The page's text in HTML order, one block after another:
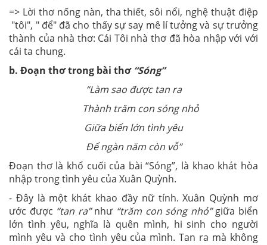
=> Lời thơ nống nàn, tha thiết, sôi nổi, nghệ thuật điệp
"tôi", " để" đã cho thấy sự say mê lí tưởng và sự trưởng
thành của nhà thơ: Cái Tôi nhà thơ đã hòa nhập với với
cái ta chung.
b. Đoạn thơ trong bài thơ “Sóng”
“Làm sao được tan ra
Thành trăm con sóng nhỏ
Giữa biển lớn tình yêu
Để ngàn năm còn vỗ”
Đoạn thơ là khổ cuối của bài “Sóng”, là khao khát hòa
nhập trong tình yêu của Xuân Quỳnh.
- Đây là một khát khao đầy nữ tính. Xuân Quỳnh mơ
ước được “tan ra”như “trăm con sóng nhỏ”giữa biển
lớn tình yêu, nghĩa là quên mình, hi sinh cho người
mình yêu và cho tình yêu của mình. Tan ra mà không